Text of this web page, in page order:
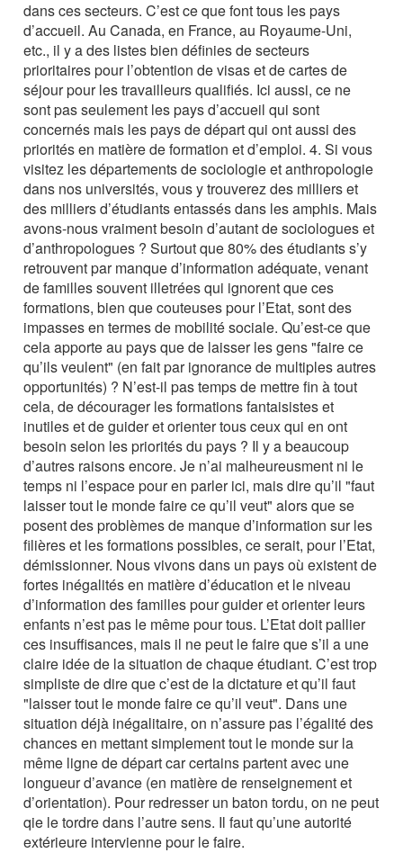
dans ces secteurs. C’est ce que font tous les pays
d’accueil. Au Canada, en France, au Royaume-Uni,
etc., il y a des listes bien définies de secteurs
prioritaires pour l’obtention de visas et de cartes de
séjour pour les travailleurs qualifiés. Ici aussi, ce ne
sont pas seulement les pays d’accueil qui sont
concernés mais les pays de départ qui ont aussi des
priorités en matière de formation et d’emploi. 4. Si vous
visitez les départements de sociologie et anthropologie
dans nos universités, vous y trouverez des milliers et
des milliers d’étudiants entassés dans les amphis. Mais
avons-nous vraiment besoin d’autant de sociologues et
d’anthropologues ? Surtout que 80% des étudiants s’y
retrouvent par manque d’information adéquate, venant
de familles souvent illetrées qui ignorent que ces
formations, bien que couteuses pour l’Etat, sont des
impasses en termes de mobilité sociale. Qu’est-ce que
cela apporte au pays que de laisser les gens "faire ce
qu’ils veulent" (en fait par ignorance de multiples autres
opportunités) ? N’est-il pas temps de mettre fin à tout
cela, de décourager les formations fantaisistes et
inutiles et de guider et orienter tous ceux qui en ont
besoin selon les priorités du pays ? Il y a beaucoup
d’autres raisons encore. Je n’ai malheureusment ni le
temps ni l’espace pour en parler ici, mais dire qu’il "faut
laisser tout le monde faire ce qu’il veut" alors que se
posent des problèmes de manque d’information sur les
filières et les formations possibles, ce serait, pour l’Etat,
démissionner. Nous vivons dans un pays où existent de
fortes inégalités en matière d’éducation et le niveau
d’information des familles pour guider et orienter leurs
enfants n’est pas le même pour tous. L’Etat doit pallier
ces insuffisances, mais il ne peut le faire que s’il a une
claire idée de la situation de chaque étudiant. C’est trop
simpliste de dire que c’est de la dictature et qu’il faut
"laisser tout le monde faire ce qu’il veut". Dans une
situation déjà inégalitaire, on n’assure pas l’égalité des
chances en mettant simplement tout le monde sur la
même ligne de départ car certains partent avec une
longueur d’avance (en matière de renseignement et
d’orientation). Pour redresser un baton tordu, on ne peut
qie le tordre dans l’autre sens. Il faut qu’une autorité
extérieure intervienne pour le faire.